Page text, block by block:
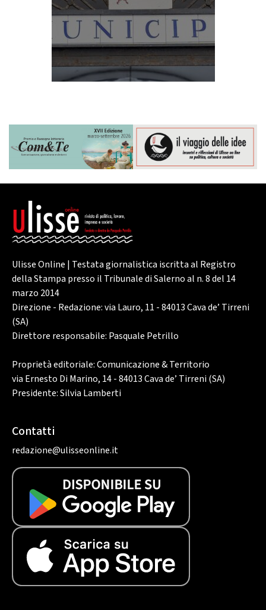
Ulisse Online | Testata giornalistica iscritta al Registro
della Stampa presso il Tribunale di Salerno al n. 8 del 14
marzo 2014
Direzione - Redazione: via Lauro, 11 - 84013 Cava de’ Tirreni
(SA)
Direttore responsabile: Pasquale Petrillo
Proprietà editoriale: Comunicazione & Territorio
via Ernesto Di Marino, 14 - 84013 Cava de’ Tirreni (SA)
Presidente: Silvia Lamberti
Contatti
redazione@ulisseonline.it